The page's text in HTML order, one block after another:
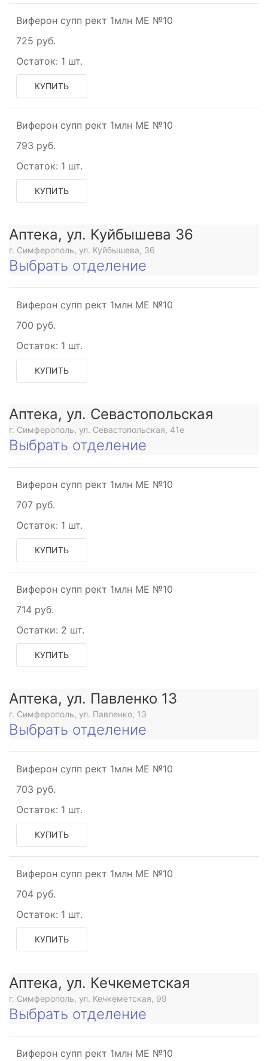
Виферон супп рект 1млн МЕ №10
725 руб.
Остаток: 1 шт.
КУПИТЬ
Виферон супп рект 1млн МЕ №10
793 руб.
Остаток: 1 шт.
КУПИТЬ
Аптека, ул. Куйбышева 36
г. Симферополь, ул. Куйбышева, 36
Выбрать отделение
Виферон супп рект 1млн МЕ №10
700 руб.
Остаток: 1 шт.
КУПИТЬ
Аптека, ул. Севастопольская
г. Симферополь, ул. Севастопольская, 41е
Выбрать отделение
Виферон супп рект 1млн МЕ №10
707 руб.
Остаток: 1 шт.
КУПИТЬ
Виферон супп рект 1млн МЕ №10
714 руб.
Остатки: 2 шт.
КУПИТЬ
Аптека, ул. Павленко 13
г. Симферополь, ул. Павленко, 13
Выбрать отделение
Виферон супп рект 1млн МЕ №10
703 руб.
Остаток: 1 шт.
КУПИТЬ
Виферон супп рект 1млн МЕ №10
704 руб.
Остаток: 1 шт.
КУПИТЬ
Аптека, ул. Кечкеметская
г. Симферополь, ул. Кечкеметская, 99
Выбрать отделение
Виферон супп рект 1млн МЕ №10